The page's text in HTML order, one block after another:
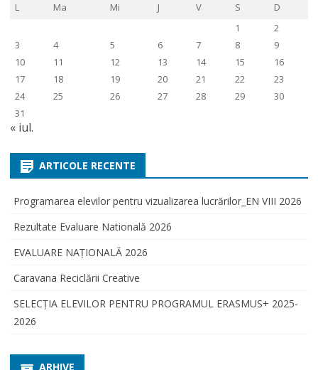
L
Ma Mi J V S
D
1
2
3
4 5 6 7 8
9
10
11 12 13 14 15
16
17
18 19 20 21 22
23
24
25 26 27 28 29
30
31
« iul.
ARTICOLE RECENTE
Programarea elevilor pentru vizualizarea lucrărilor_EN VIII 2026
Rezultate Evaluare Natională 2026
EVALUARE NAŢIONALĂ 2026
Caravana Reciclării Creative
SELECŢIA ELEVILOR PENTRU PROGRAMUL ERASMUS+ 2025-
2026
ARHIVE